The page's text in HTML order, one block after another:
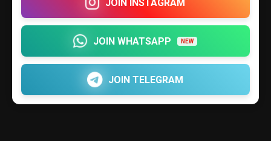
JOIN INSTAGRAM
JOIN WHATSAPP NEW
JOIN TELEGRAM